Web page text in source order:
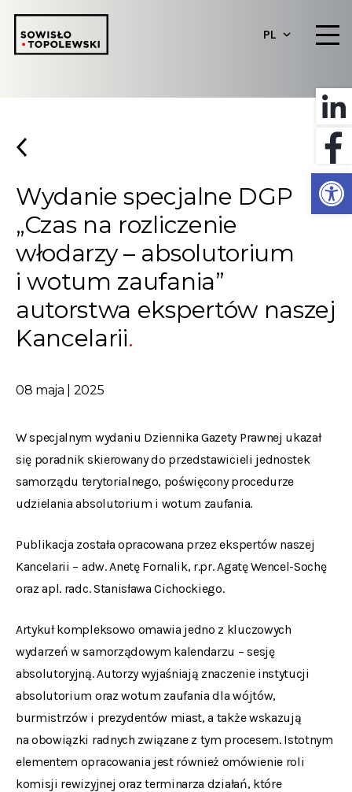
PL
Wydanie specjalne DGP
„Czas na rozliczenie
włodarzy – absolutorium
i wotum zaufania”
autorstwa ekspertów naszej
Kancelarii
08 maja | 2025
W specjalnym wydaniu Dziennika Gazety Prawnej ukazał
się poradnik skierowany do przedstawicieli jednostek
samorządu terytorialnego, poświęcony procedurze
udzielania absolutorium i wotum zaufania.
Publikacja została opracowana przez ekspertów naszej
Kancelarii – adw. Anetę Fornalik, r.pr. Agatę Wencel-Sochę
oraz apl. radc. Stanisława Cichockiego.
Artykuł kompleksowo omawia jedno z kluczowych
wydarzeń w samorządowym kalendarzu – sesję
absolutoryjną. Autorzy wyjaśniają znaczenie instytucji
absolutorium oraz wotum zaufania dla wójtów,
burmistrzów i prezydentów miast, a także wskazują
na obowiązki radnych związane z tym procesem. Istotnym
elementem opracowania jest również omówienie roli
komisji rewizyjnej oraz terminarza działań, które